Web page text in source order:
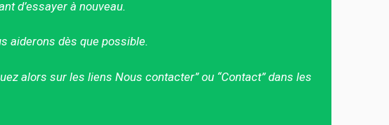
d’essayer à nouveau.
aiderons dès que possible.
alors sur les liens Nous contacter” ou “Contact” dans les